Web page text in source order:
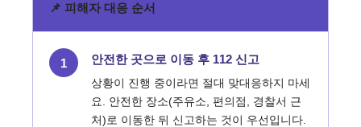
📌 피해자 대응 순서
1 안전한 곳으로 이동 후 112 신고
상황이 진행 중이라면 절대 맞대응하지 마세
요. 안전한 장소(주유소, 편의점, 경찰서 근
처)로 이동한 뒤 신고하는 것이 우선입니다.